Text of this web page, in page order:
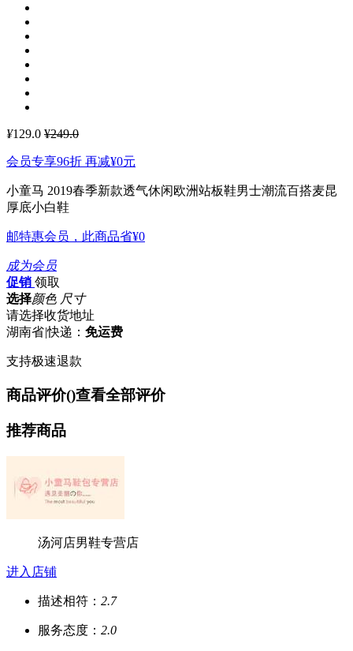
¥129.0 ¥249.0
会员专享96折 再减¥0元
小童马 2019春季新款透气休闲欧洲站板鞋男士潮流百搭麦昆
厚底小白鞋
邮特惠会员，此商品省¥0
成为会员
促销 领取
选择颜色 尺寸
请选择收货地址
湖南省|快递： 免运费
支持极速退款
商品评价()查看全部评价
推荐商品
汤河店男鞋专营店
进入店铺
描述相符： 2.7
服务态度： 2.0